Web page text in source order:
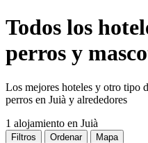
Todos los
perros y
Los mejores hoteles y otro tipo
perros en Juià y alrededores
1 alojamiento en Juià
Filtros Ordenar Mapa